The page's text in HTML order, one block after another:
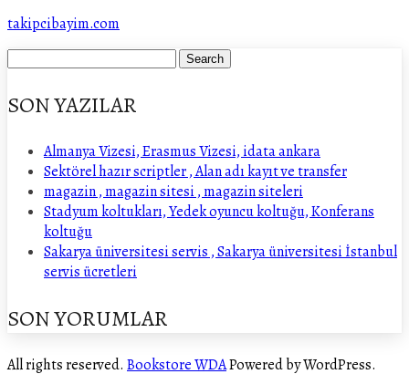
takipcibayim.com
SON YAZILAR
Almanya Vizesi, Erasmus Vizesi, idata ankara
Sektörel hazır scriptler , Alan adı kayıt ve transfer
magazin , magazin sitesi , magazin siteleri
Stadyum koltukları, Yedek oyuncu koltuğu, Konferans
koltuğu
Sakarya üniversitesi servis , Sakarya üniversitesi İstanbul
servis ücretleri
SON YORUMLAR
All rights reserved. Bookstore WDAPowered by WordPress.